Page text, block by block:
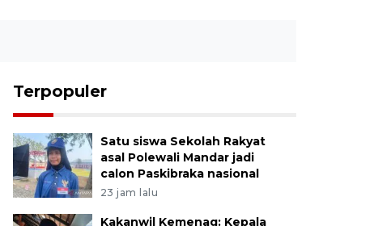
Terpopuler
Satu siswa Sekolah Rakyat
asal Polewali Mandar jadi
calon Paskibraka nasional
23 jam lalu
Kakanwil Kemenag: Kepala